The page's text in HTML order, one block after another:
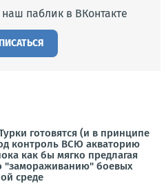
паблик в ВКонтакте
готовятся (и в принципе
контроль ВСЮ акваторию
как бы мягко предлагая
"замораживанию" боевых
среде